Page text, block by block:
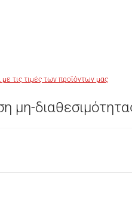
τις τιμές των προϊόντων μας
μη-